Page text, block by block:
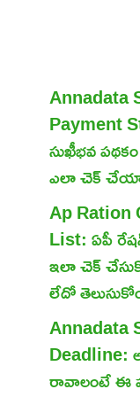
Annadata
Payment
సుఖీభవ
ఎలా చెక్
Ap Ration
List: ఏపీ రేషన్
ఇలా చెక్
లేదో
Annadata
Deadline:
రావాలంటే ఈ